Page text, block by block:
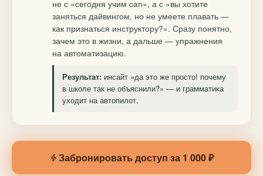
не с «сегодня учим can», а с «вы хотите
заняться дайвингом, но не умеете плавать —
как признаться инструктору?». Сразу понятно,
зачем это в жизни, а дальше — упражнения
на автоматизацию.
Результат: инсайт «да это же просто! почему
в школе так не объяснили?» — и грамматика
уходит на автопилот.
Забронировать доступ за 1 000 ₽